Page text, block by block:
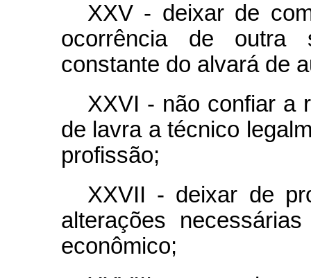
XXV - deixar de
ocorrência de outra
constante do alvará de
XXVI - não confiar a
de lavra a técnico
profissão;
XXVII - deixar de
alterações
econômico;